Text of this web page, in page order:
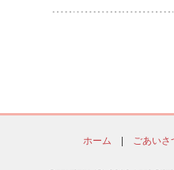
ホーム ごあいさ